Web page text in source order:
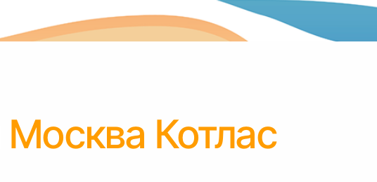
Москва Котлас